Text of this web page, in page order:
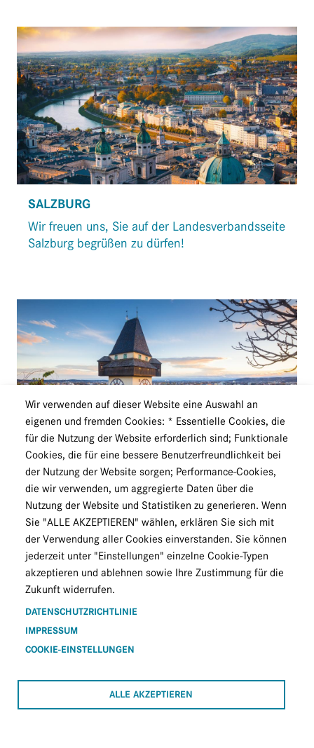
SALZBURG
Wir freuen uns, Sie auf der Landesverbandsseite
Salzburg begrüßen zu dürfen!
STEIERMARK
Herzlich Willkommen auf der
Landesverbandsseite Steiermark von Physio
Austria!
Wir verwenden auf dieser Website eine Auswahl an
eigenen und fremden Cookies: * Essentielle Cookies, die
für die Nutzung der Website erforderlich sind; Funktionale
Cookies, die für eine bessere Benutzerfreundlichkeit bei
der Nutzung der Website sorgen; Performance-Cookies,
die wir verwenden, um aggregierte Daten über die
Nutzung der Website und Statistiken zu generieren. Wenn
Sie "ALLE AKZEPTIEREN" wählen, erklären Sie sich mit
der Verwendung aller Cookies einverstanden. Sie können
jederzeit unter "Einstellungen" einzelne Cookie-Typen
akzeptieren und ablehnen sowie Ihre Zustimmung für die
Zukunft widerrufen.
DATENSCHUTZRICHTLINIE
IMPRESSUM
COOKIE-EINSTELLUNGEN
ALLE AKZEPTIEREN